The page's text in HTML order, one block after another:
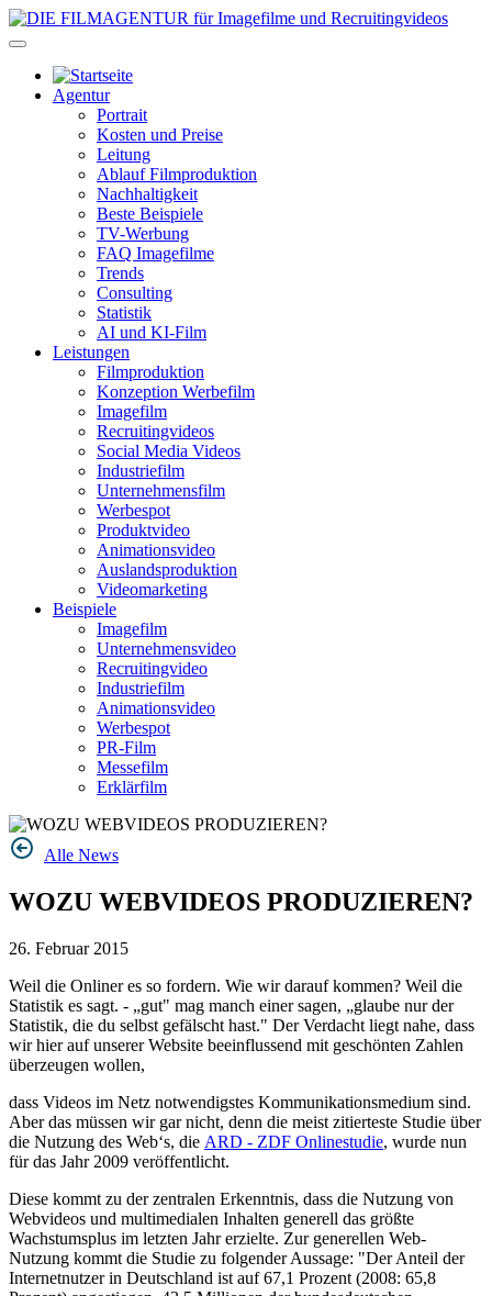
Agentur
Portrait
Kosten und Preise
Leitung
Ablauf Filmproduktion
Nachhaltigkeit
Beste Beispiele
TV-Werbung
FAQ Imagefilme
Trends
Consulting
Statistik
AI und KI-Film
Leistungen
Filmproduktion
Konzeption Werbefilm
Imagefilm
Recruitingvideos
Social Media Videos
Industriefilm
Unternehmensfilm
Werbespot
Produktvideo
Animationsvideo
Auslandsproduktion
Videomarketing
Beispiele
Imagefilm
Unternehmensvideo
Recruitingvideo
Industriefilm
Animationsvideo
Werbespot
PR-Film
Messefilm
Erklärfilm
Alle News
WOZU WEBVIDEOS PRODUZIEREN?
26. Februar 2015
Weil die Onliner es so fordern. Wie wir darauf kommen? Weil die
Statistik es sagt. - „gut" mag manch einer sagen, „glaube nur der
Statistik, die du selbst gefälscht hast." Der Verdacht liegt nahe, dass
wir hier auf unserer Website beeinflussend mit geschönten Zahlen
überzeugen wollen,
dass Videos im Netz notwendigstes Kommunikationsmedium sind.
Aber das müssen wir gar nicht, denn die meist zitierteste Studie über
die Nutzung des Web‘s, die ARD - ZDF Onlinestudie, wurde nun
für das Jahr 2009 veröffentlicht.
Diese kommt zu der zentralen Erkenntnis, dass die Nutzung von
Webvideos und multimedialen Inhalten generell das größte
Wachstumsplus im letzten Jahr erzielte. Zur generellen Web-
Nutzung kommt die Studie zu folgender Aussage: "Der Anteil der
Internetnutzer in Deutschland ist auf 67,1 Prozent (2008: 65,8